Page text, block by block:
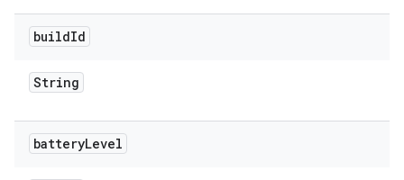
buildId
String
batteryLevel